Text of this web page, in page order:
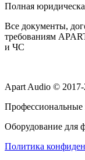
Полная
Все документы,
требованиям
и ЧС
Apart Audio © 2017-
Профессиональные
Оборудование для
Политика